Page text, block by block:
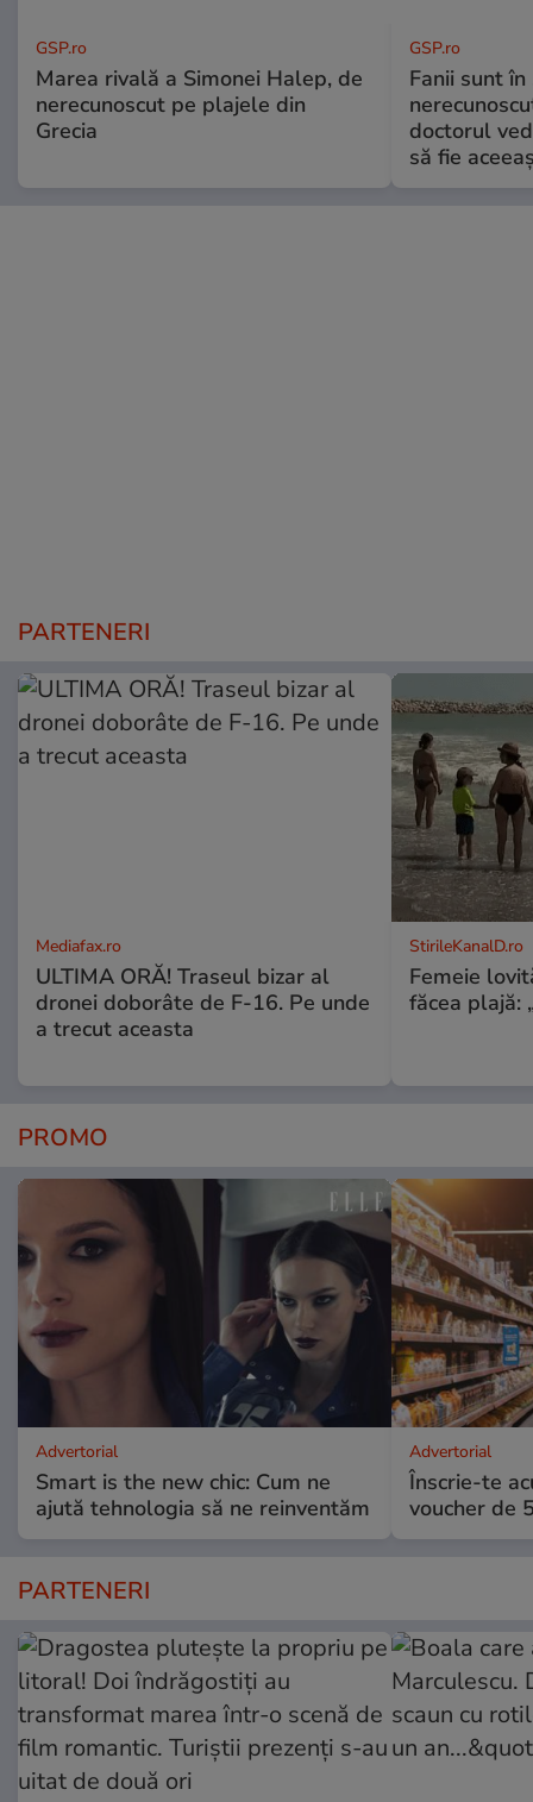
GSP.ro
Marea rivală a Simonei Halep, de
nerecunoscut pe plajele din
Grecia
GSP.ro
Fanii sunt în
doctorul
să fie
PARTENERI
Mediafax.ro
ULTIMA ORĂ! Traseul bizar al
dronei doborâte de F-16. Pe unde
a trecut aceasta
StirileKanalD.ro
Femeie
făcea plajă:
PROMO
Advertorial
Smart is the new chic: Cum ne
ajută tehnologia să ne reinventăm
Advertorial
Înscrie-te
voucher de
PARTENERI